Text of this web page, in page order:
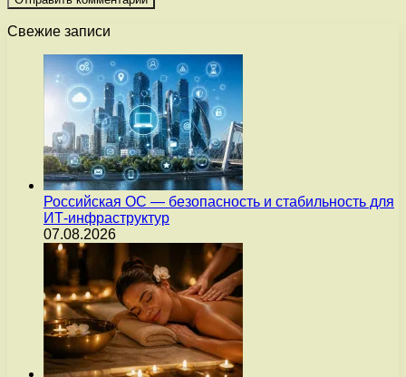
Свежие записи
Российская ОС — безопасность и стабильность для
ИТ-инфраструктур
07.08.2026